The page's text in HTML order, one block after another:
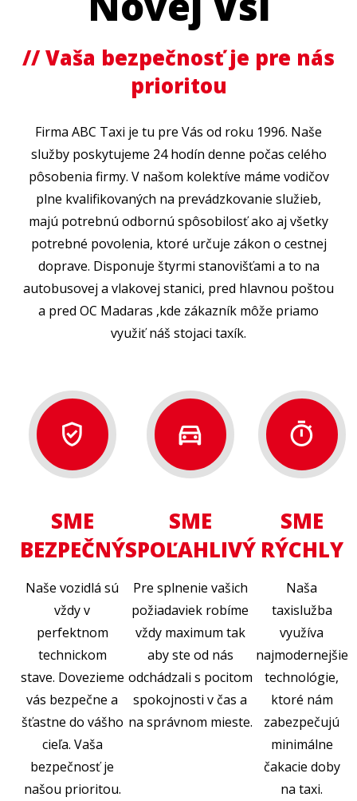
// Vaša bezpečnosť je pre nás
prioritou
Firma ABC Taxi je tu pre Vás od roku 1996. Naše
služby poskytujeme 24 hodín denne počas celého
pôsobenia firmy. V našom kolektíve máme vodičov
plne kvalifikovaných na prevádzkovanie služieb,
majú potrebnú odbornú spôsobilosť ako aj všetky
potrebné povolenia, ktoré určuje zákon o cestnej
doprave. Disponuje štyrmi stanovišťami a to na
autobusovej a vlakovej stanici, pred hlavnou poštou
a pred OC Madaras ,kde zákazník môže priamo
využiť náš stojaci taxík.
gpp_good
SME
BEZPEČNÝ
Naše vozidlá sú
vždy v
perfektnom
technickom
stave. Dovezieme
vás bezpečne a
šťastne do vášho
cieľa. Vaša
bezpečnosť je
našou prioritou.
directions_car_filled
SME
SPOĽAHLIVÝ
Pre splnenie vašich
požiadaviek robíme
vždy maximum tak
aby ste od nás
odchádzali s pocitom
spokojnosti v čas a
na správnom mieste.
timer
SME
RÝCHLY
Naša
taxislužba
využíva
najmodernejšie
technológie,
ktoré nám
zabezpečujú
minimálne
čakacie doby
na taxi.